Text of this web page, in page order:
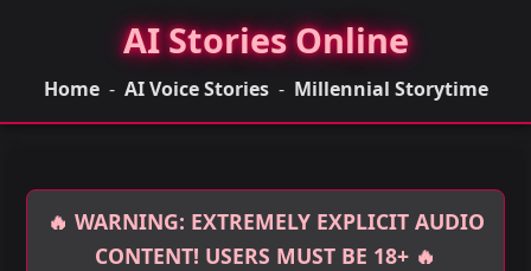
AI Stories Online
Home - AI Voice Stories - Millennial Storytime
🔥 WARNING: EXTREMELY EXPLICIT AUDIO
CONTENT! USERS MUST BE 18+ 🔥